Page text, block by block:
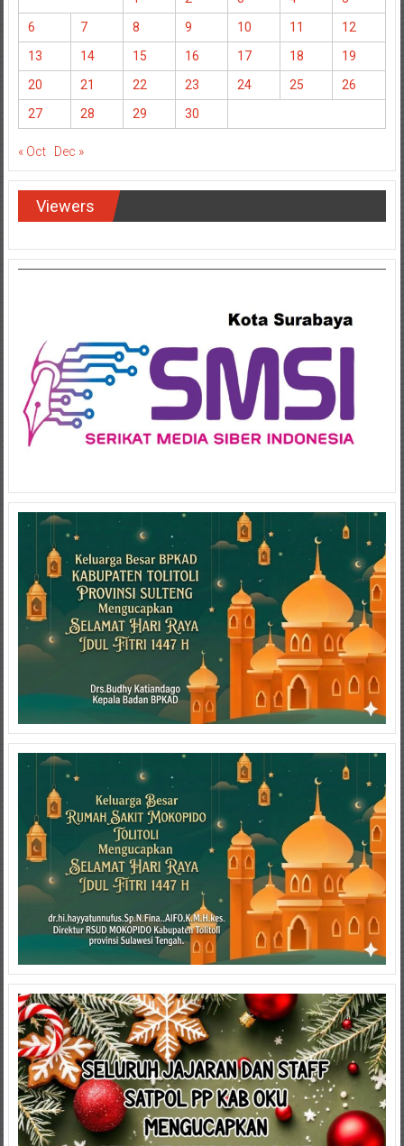
6
7 8 9 10 11
12
13
14 15 16 17 18
19
20
21 22 23 24 25
26
27
28 29 30
« Oct Dec »
Viewers